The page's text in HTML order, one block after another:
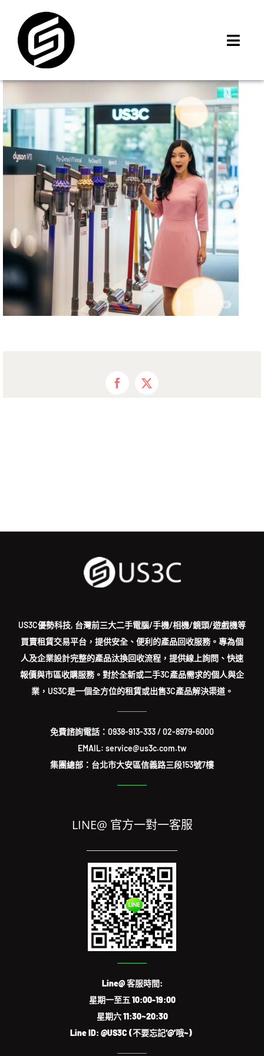
content
iMCheck APP
iPhone 回收價
線上商城
3C租賃
MSI 舊換新
最新資訊
聯絡我們
Facebook
X
US3C優勢科技, 台灣前三大二手電腦/手機/相機/鏡頭/遊戲機等
買賣租賃交易平台，提供安全、便利的產品回收服務。專為個
人及企業設計完整的產品汰換回收流程，提供線上詢問、快速
報價與市區收購服務。對於全新或二手3C產品需求的個人與企
業，US3C是一個全方位的租賃或出售3C產品解決渠道。
免費諮詢電話： 0938-913-333/02-8979-6000
EMAIL: service@us3c.com.tw
集團總部：台北市大安區信義路三段153號7樓
LINE@ 官方一對一客服
Line@ 客服時間:
星期一至五 10:00-19:00
星期六 11:30~20:30
Line ID: @US3C (不要忘記‘@’哦~)